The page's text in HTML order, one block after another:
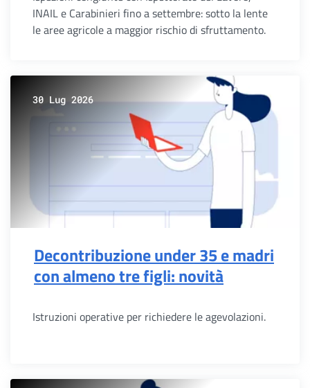
INAIL e Carabinieri fino a settembre: sotto la lente
le aree agricole a maggior rischio di sfruttamento.
30 Lug 2026
Decontribuzione under 35 e madri
con almeno tre figli: novità
Istruzioni operative per richiedere le agevolazioni.